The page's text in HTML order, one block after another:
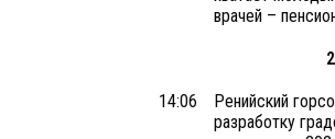
врачей –
14:06
Ренийский
разработку